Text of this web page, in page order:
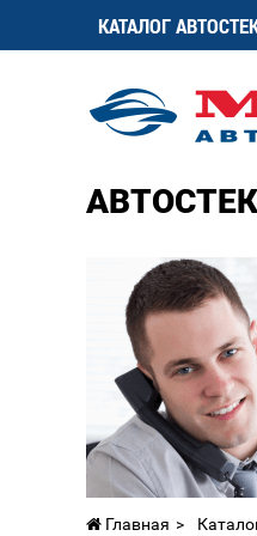
КАТАЛОГ
Главная